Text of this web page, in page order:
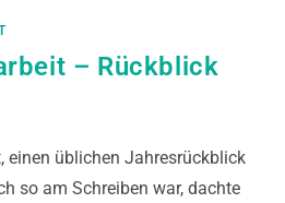
– Rückblick
einen üblichen Jahresrückblick
so am Schreiben war, dachte